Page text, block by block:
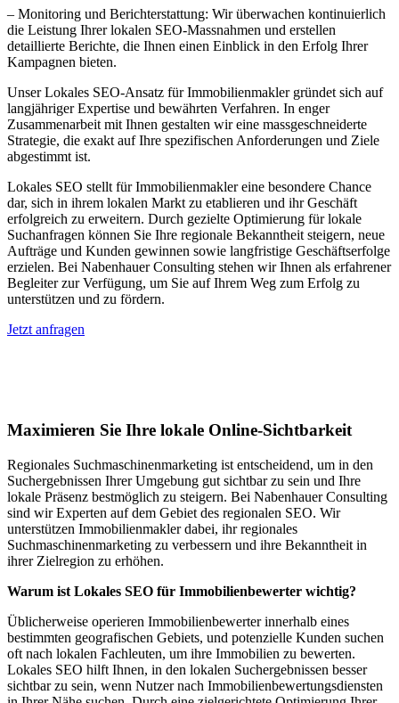
– Monitoring und Berichterstattung: Wir überwachen kontinuierlich
die Leistung Ihrer lokalen SEO-Massnahmen und erstellen
detaillierte Berichte, die Ihnen einen Einblick in den Erfolg Ihrer
Kampagnen bieten.
Unser Lokales SEO-Ansatz für Immobilienmakler gründet sich auf
langjähriger Expertise und bewährten Verfahren. In enger
Zusammenarbeit mit Ihnen gestalten wir eine massgeschneiderte
Strategie, die exakt auf Ihre spezifischen Anforderungen und Ziele
abgestimmt ist.
Lokales SEO stellt für Immobilienmakler eine besondere Chance
dar, sich in ihrem lokalen Markt zu etablieren und ihr Geschäft
erfolgreich zu erweitern. Durch gezielte Optimierung für lokale
Suchanfragen können Sie Ihre regionale Bekanntheit steigern, neue
Aufträge und Kunden gewinnen sowie langfristige Geschäftserfolge
erzielen. Bei Nabenhauer Consulting stehen wir Ihnen als erfahrener
Begleiter zur Verfügung, um Sie auf Ihrem Weg zum Erfolg zu
unterstützen und zu fördern.
Jetzt anfragen
Maximieren Sie Ihre lokale Online-Sichtbarkeit
Regionales Suchmaschinenmarketing ist entscheidend, um in den
Suchergebnissen Ihrer Umgebung gut sichtbar zu sein und Ihre
lokale Präsenz bestmöglich zu steigern. Bei Nabenhauer Consulting
sind wir Experten auf dem Gebiet des regionalen SEO. Wir
unterstützen Immobilienmakler dabei, ihr regionales
Suchmaschinenmarketing zu verbessern und ihre Bekanntheit in
ihrer Zielregion zu erhöhen.
Warum ist Lokales SEO für Immobilienbewerter wichtig?
Üblicherweise operieren Immobilienbewerter innerhalb eines
bestimmten geografischen Gebiets, und potenzielle Kunden suchen
oft nach lokalen Fachleuten, um ihre Immobilien zu bewerten.
Lokales SEO hilft Ihnen, in den lokalen Suchergebnissen besser
sichtbar zu sein, wenn Nutzer nach Immobilienbewertungsdiensten